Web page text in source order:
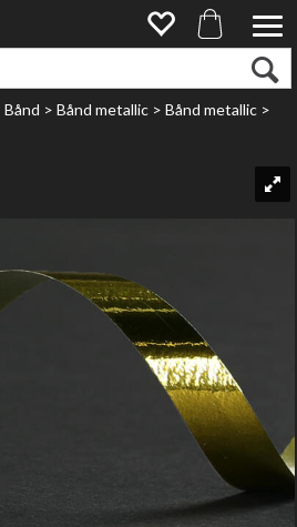
Bånd>Bånd metallic>Bånd metallic>